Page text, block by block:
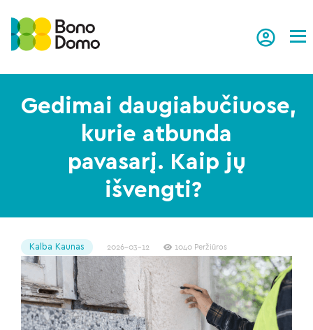
Gedimai daugiabučiuose,
kurie atbunda
pavasarį. Kaip jų
išvengti?
Kalba Kaunas 2026-03-12 1040 Peržiūros